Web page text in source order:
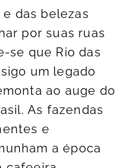
das belezas
por suas ruas
se que Rio das
um legado
ao auge do
As fazendas
e
a época